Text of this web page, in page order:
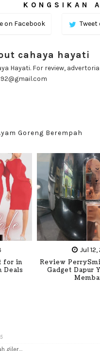
KONGSIKAN
on Facebook
cahaya hayati
Hayati. For review,
Goreng Berempah
for in
Deals
Jul 12,
Review
Gadget Dapur
giler....